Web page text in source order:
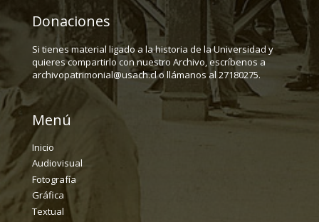
Donaciones
Si tienes material ligado a la historia de la Universidad y
quieres compartirlo con nuestro Archivo, escríbenos a
archivopatrimonial@usach.cl o llámanos al 27180275.
Menú
Inicio
Audiovisual
Fotografía
Gráfica
Textual